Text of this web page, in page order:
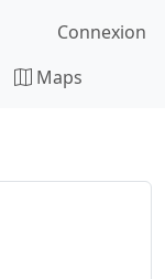
Maps
Connexion